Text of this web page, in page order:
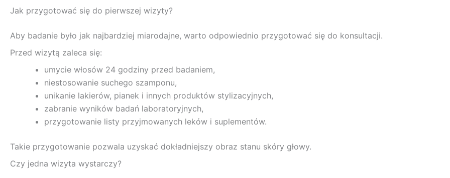
Jak przygotować się do pierwszej wizyty?
Aby badanie było jak najbardziej miarodajne, warto odpowiednio przygotować się do konsultacji.
Przed wizytą zaleca się:
umycie włosów 24 godziny przed badaniem,
niestosowanie suchego szamponu,
unikanie lakierów, pianek i innych produktów stylizacyjnych,
zabranie wyników badań laboratoryjnych,
przygotowanie listy przyjmowanych leków i suplementów.
Takie przygotowanie pozwala uzyskać dokładniejszy obraz stanu skóry głowy.
Czy jedna wizyta wystarczy?